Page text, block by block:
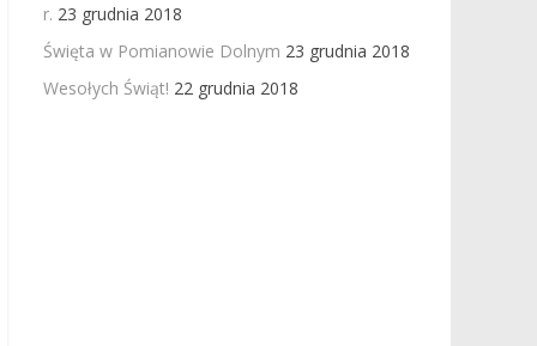
r. 23 grudnia 2018
Święta w Pomianowie Dolnym 23 grudnia 2018
Wesołych Świąt! 22 grudnia 2018